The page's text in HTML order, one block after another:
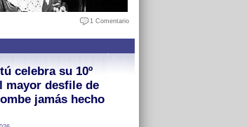
1 Comentario
celebra su 10º
mayor desfile de
jamás hecho